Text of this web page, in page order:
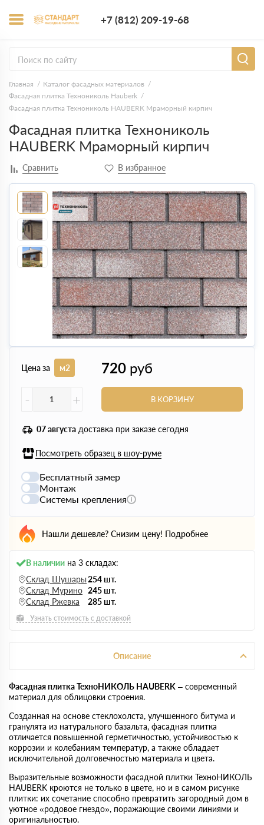
+7 (812) 209-19-68
Главная
Каталог фасадных материалов
Фасадная плитка Технониколь Hauberk
Фасадная плитка Технониколь HAUBERK Мраморный кирпич
Фасадная плитка Технониколь
HAUBERK Мраморный кирпич
Цена за м2 720 руб
-
+ В КОРЗИНУ
07 августа доставка при заказе сегодня
Посмотреть образец в шоу-руме
Бесплатный замер
Монтаж
Системы крепления
Нашли дешевле? Снизим цену! Подробнее
В наличии на 3 складах:
Склад Шушары254 шт.
Склад Мурино 245 шт.
Склад Ржевка
285 шт.
Узнать стоимость с доставкой
Описание
Фасадная плитка ТехноНИКОЛЬ HAUBERK – современный
материал для облицовки строения.
Созданная на основе стеклохолста, улучшенного битума и
гранулята из натурального базальта, фасадная плитка
отличается повышенной герметичностью, устойчивостью к
коррозии и колебаниям температур, а также обладает
исключительной долговечностью материала и цвета.
Выразительные возможности фасадной плитки ТехноНИКОЛЬ
HAUBERK кроются не только в цвете, но и в самом рисунке
плитки: их сочетание способно превратить загородный дом в
уютное «родовое гнездо», поражающие своими линиями и
оригинальностью.